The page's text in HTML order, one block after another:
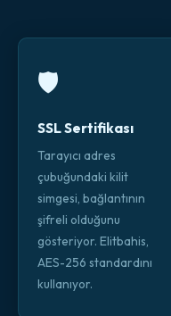
🛡️
SSL Sertifikası
Tarayıcı adres
çubuğundaki kilit
simgesi, bağlantının
şifreli olduğunu
gösteriyor. Elitbahis,
AES-256 standardını
kullanıyor.